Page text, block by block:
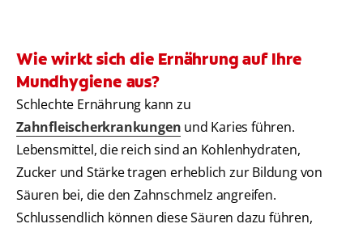
Wie wirkt sich die Ernährung auf Ihre
Mundhygiene aus?
Schlechte Ernährung kann zu
Zahnfleischerkrankungen und Karies führen.
Lebensmittel, die reich sind an Kohlenhydraten,
Zucker und Stärke tragen erheblich zur Bildung von
Säuren bei, die den Zahnschmelz angreifen.
Schlussendlich können diese Säuren dazu führen,